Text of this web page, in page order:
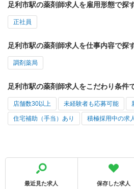
足利市駅の薬剤師求人を雇用形態で探
正社員
足利市駅の薬剤師求人を仕事内容で探
調剤薬局
足利市駅の薬剤師求人をこだわり条件
店舗数30以上 未経験者も応募可能
住宅補助（手当）あり 積極採用中の求
最近見た求人 保存した求人